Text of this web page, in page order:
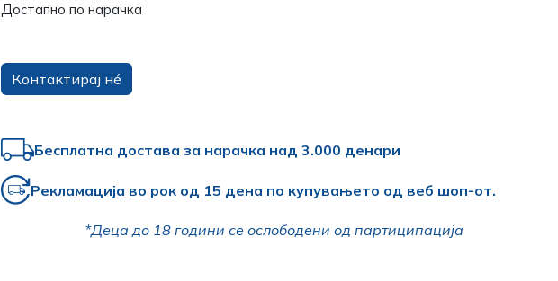
Достапно по нарачка
Контактирај нé
Бесплатна достава за нарачка над 3.000 денари
Рекламација во рок од 15 дена по купувањето од веб шоп-от.
*Деца до 18 години се ослободени од партиципација